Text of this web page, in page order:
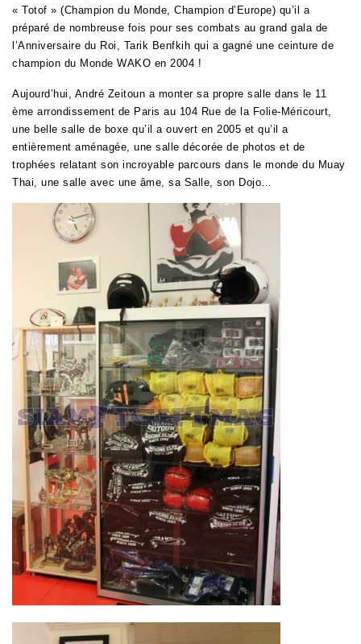
« Totof » (Champion du Monde, Champion d’Europe) qu’il a
préparé de nombreuse fois pour ses combats au grand gala de
l’Anniversaire du Roi, Tarik Benfkih qui a gagné une ceinture de
champion du Monde WAKO en 2004 !
Aujourd’hui, André Zeitoun a monter sa propre salle dans le 11
ème arrondissement de Paris au 104 Rue de la Folie-Méricourt,
une belle salle de boxe qu’il a ouvert en 2005 et qu’il a
entièrement aménagée, une salle décorée de photos et de
trophées relatant son incroyable parcours dans le monde du Muay
Thai, une salle avec une âme, sa Salle, son Dojo…